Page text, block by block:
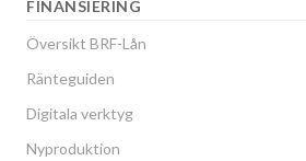
FINANSIERING
Översikt BRF-Lån
Ränteguiden
Digitala verktyg
Nyproduktion